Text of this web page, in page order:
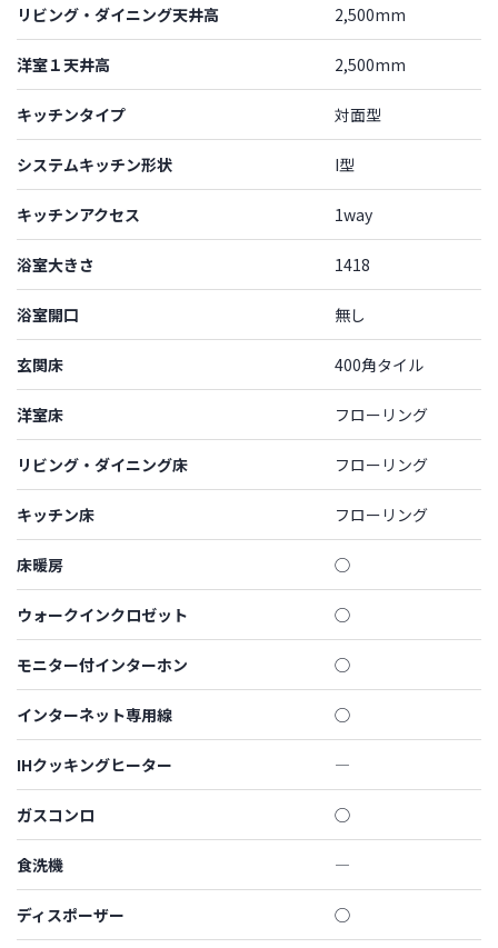
リビング・ダイニング天井高 2,500mm
洋室１天井高 2,500mm
キッチンタイプ 対面型
システムキッチン形状 I型
キッチンアクセス 1way
浴室大きさ 1418
浴室開口 無し
玄関床 400角タイル
洋室床 フローリング
リビング・ダイニング床 フローリング
キッチン床 フローリング
床暖房 ◯
ウォークインクロゼット ◯
モニター付インターホン ◯
インターネット専用線 ◯
IHクッキングヒーター ―
ガスコンロ ◯
食洗機 ―
ディスポーザー ◯